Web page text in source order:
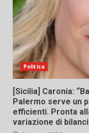
Politica
[Sicilia] Caronia:
Palermo serve un
efficienti. Pronta
variazione di